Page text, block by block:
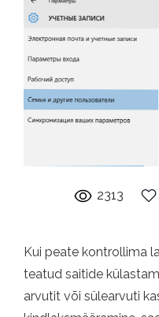
2313
Kui peate kontrollima
teatud saitide
arvutit või sülearvuti